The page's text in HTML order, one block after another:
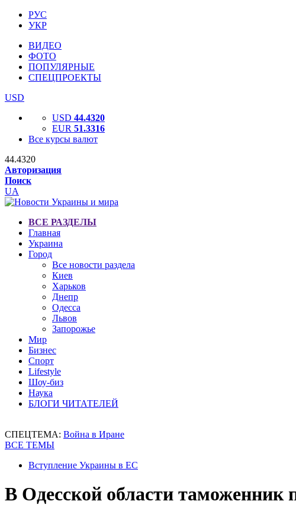
РУС
УКР
ВИДЕО
ФОТО
ПОПУЛЯРНЫЕ
СПЕЦПРОЕКТЫ
USD
USD 44.4320
EUR 51.3316
Все курсы валют
44.4320
Авторизация
Поиск
UA
ВСЕ РАЗДЕЛЫ
Главная
Украина
Город
Все новости раздела
Киев
Харьков
Днепр
Одесса
Львов
Запорожье
Мир
Бизнес
Спорт
Lifestyle
Шоу-биз
Наука
БЛОГИ ЧИТАТЕЛЕЙ
СПЕЦТЕМА: Война в Иране
ВСЕ ТЕМЫ
Вступление Украины в ЕС
В Одесской области таможенник